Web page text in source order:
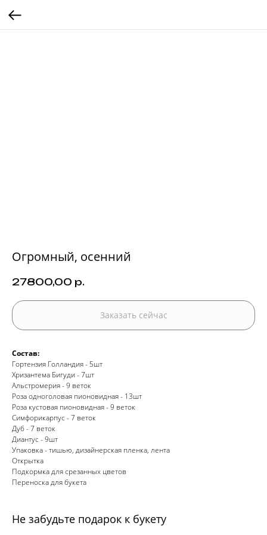
Огромный, осенний
27800,00 р.
Заказать сейчас
Состав:
Гортензия Голландия - 5шт
Хризантема Бигуди - 7шт
Альстромерия - 9 веток
Роза одноголовая пионовидная - 13шт
Роза кустовая пионовидная - 9 веток
Симфорикарпус - 7 веток
Дуб - 7 веток
Диантус - 9шт
Упаковка - тишью, дизайнерская пленка, лента
Открытка
Подкормка для срезанных цветов
Переноска для букета
Не забудьте подарок к букету